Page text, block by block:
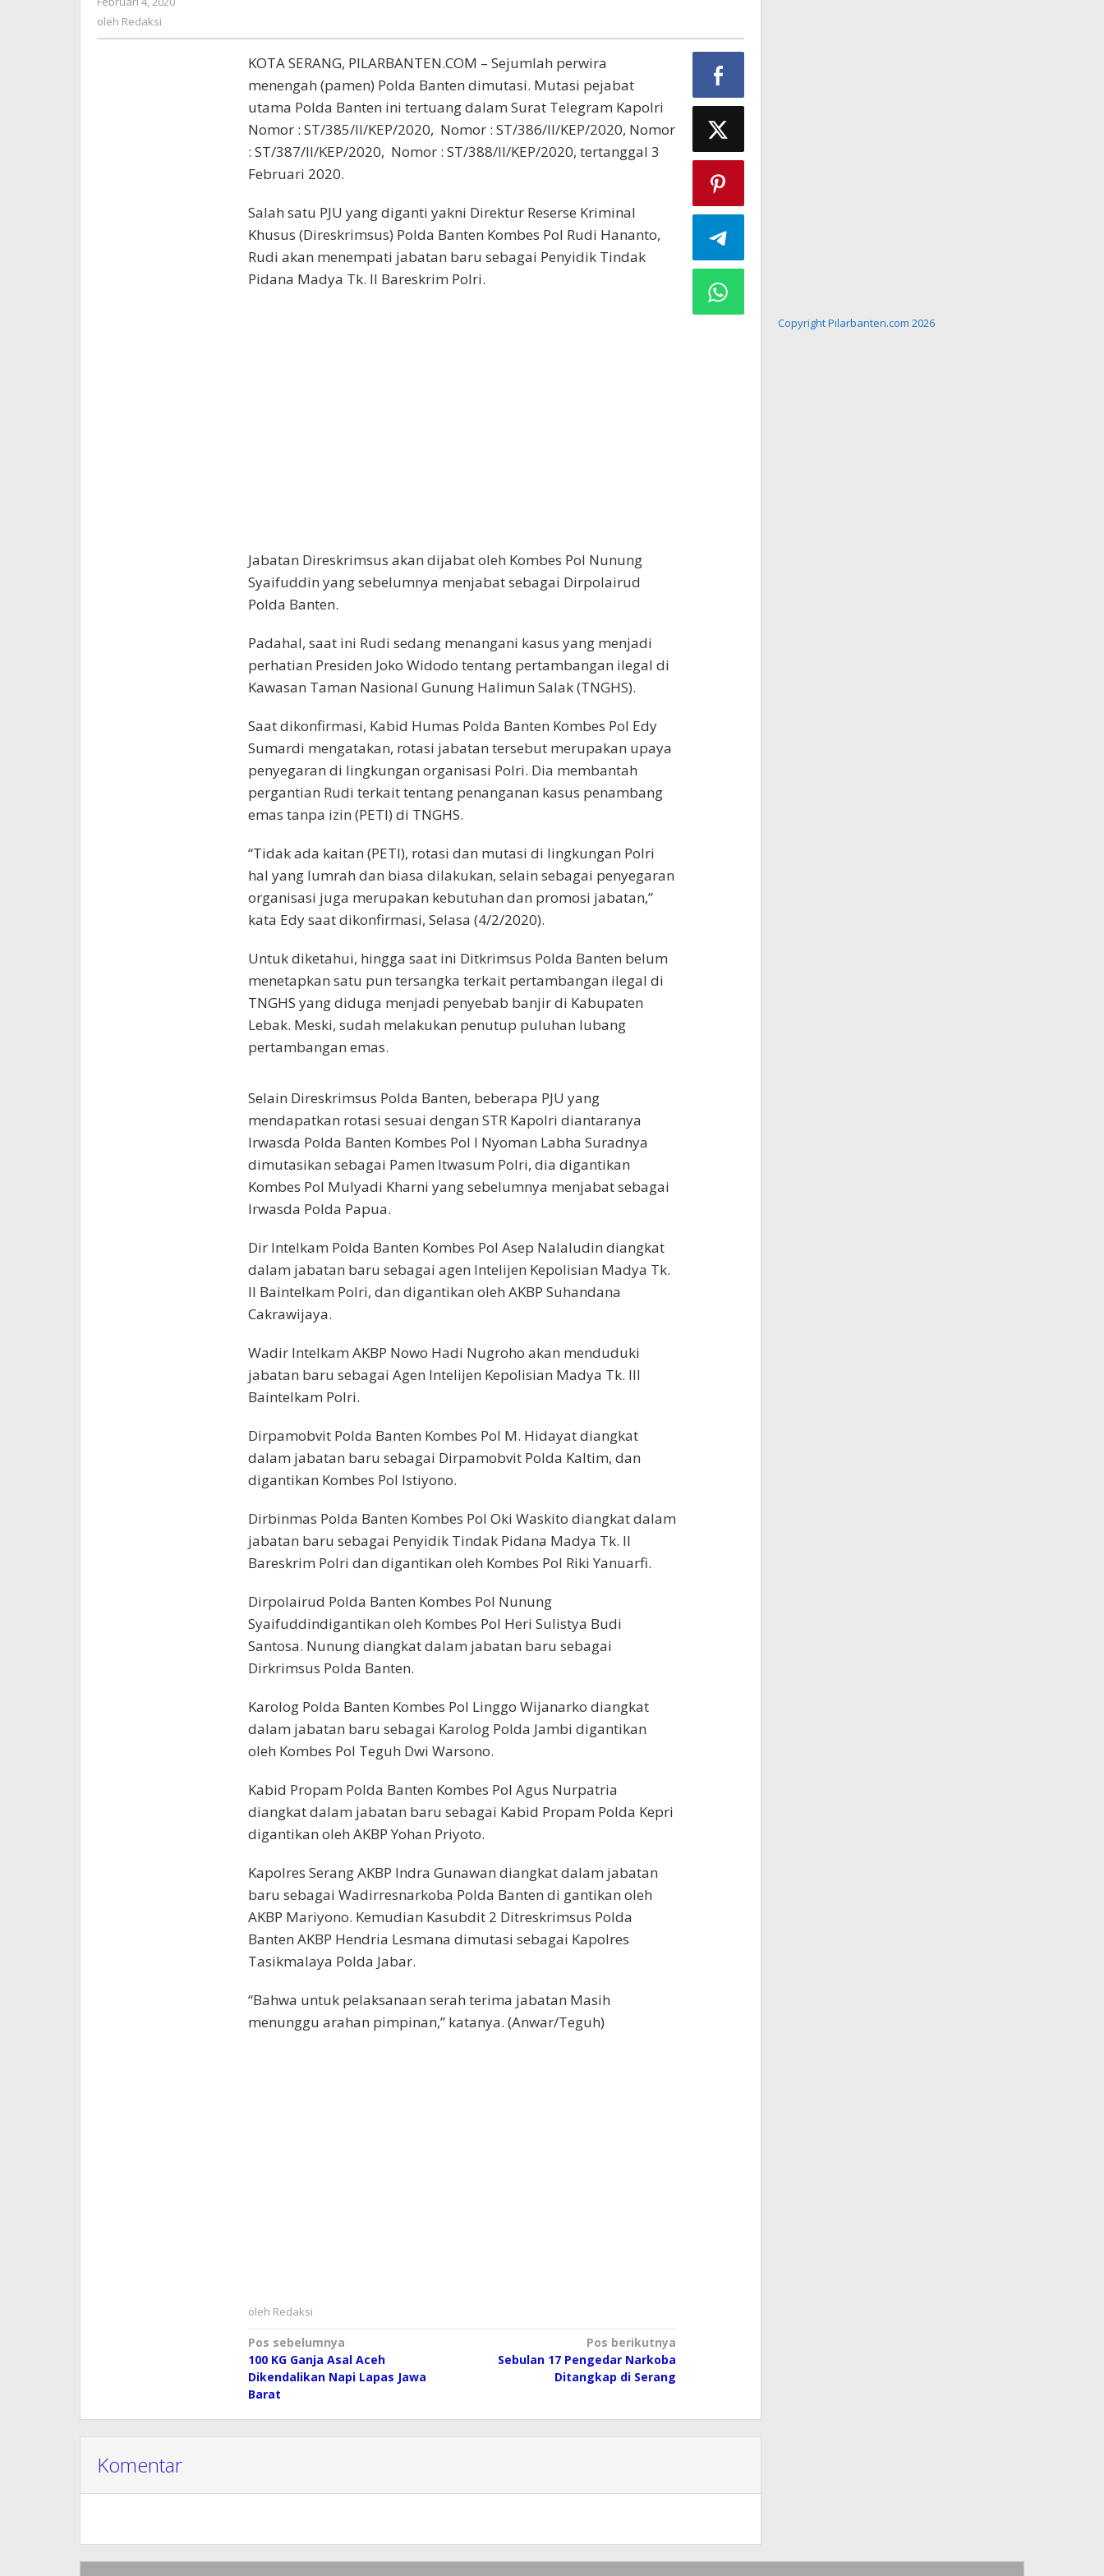
oleh Redaksi
KOTA SERANG, PILARBANTEN.COM – Sejumlah perwira
menengah (pamen) Polda Banten dimutasi. Mutasi pejabat
utama Polda Banten ini tertuang dalam Surat Telegram Kapolri
Nomor : ST/385/II/KEP/2020, Nomor : ST/386/II/KEP/2020, Nomor
: ST/387/II/KEP/2020, Nomor : ST/388/II/KEP/2020, tertanggal 3
Februari 2020.
Salah satu PJU yang diganti yakni Direktur Reserse Kriminal
Khusus (Direskrimsus) Polda Banten Kombes Pol Rudi Hananto,
Rudi akan menempati jabatan baru sebagai Penyidik Tindak
Pidana Madya Tk. II Bareskrim Polri.
Jabatan Direskrimsus akan dijabat oleh Kombes Pol Nunung
Syaifuddin yang sebelumnya menjabat sebagai Dirpolairud
Polda Banten.
Padahal, saat ini Rudi sedang menangani kasus yang menjadi
perhatian Presiden Joko Widodo tentang pertambangan ilegal di
Kawasan Taman Nasional Gunung Halimun Salak (TNGHS).
Saat dikonfirmasi, Kabid Humas Polda Banten Kombes Pol Edy
Sumardi mengatakan, rotasi jabatan tersebut merupakan upaya
penyegaran di lingkungan organisasi Polri. Dia membantah
pergantian Rudi terkait tentang penanganan kasus penambang
emas tanpa izin (PETI) di TNGHS.
“Tidak ada kaitan (PETI), rotasi dan mutasi di lingkungan Polri
hal yang lumrah dan biasa dilakukan, selain sebagai penyegaran
organisasi juga merupakan kebutuhan dan promosi jabatan,”
kata Edy saat dikonfirmasi, Selasa (4/2/2020).
Untuk diketahui, hingga saat ini Ditkrimsus Polda Banten belum
menetapkan satu pun tersangka terkait pertambangan ilegal di
TNGHS yang diduga menjadi penyebab banjir di Kabupaten
Lebak. Meski, sudah melakukan penutup puluhan lubang
pertambangan emas.
Selain Direskrimsus Polda Banten, beberapa PJU yang
mendapatkan rotasi sesuai dengan STR Kapolri diantaranya
Irwasda Polda Banten Kombes Pol I Nyoman Labha Suradnya
dimutasikan sebagai Pamen Itwasum Polri, dia digantikan
Kombes Pol Mulyadi Kharni yang sebelumnya menjabat sebagai
Irwasda Polda Papua.
Dir Intelkam Polda Banten Kombes Pol Asep Nalaludin diangkat
dalam jabatan baru sebagai agen Intelijen Kepolisian Madya Tk.
II Baintelkam Polri, dan digantikan oleh AKBP Suhandana
Cakrawijaya.
Wadir Intelkam AKBP Nowo Hadi Nugroho akan menduduki
jabatan baru sebagai Agen Intelijen Kepolisian Madya Tk. III
Baintelkam Polri.
Dirpamobvit Polda Banten Kombes Pol M. Hidayat diangkat
dalam jabatan baru sebagai Dirpamobvit Polda Kaltim, dan
digantikan Kombes Pol Istiyono.
Dirbinmas Polda Banten Kombes Pol Oki Waskito diangkat dalam
jabatan baru sebagai Penyidik Tindak Pidana Madya Tk. II
Bareskrim Polri dan digantikan oleh Kombes Pol Riki Yanuarfi.
Dirpolairud Polda Banten Kombes Pol Nunung
Syaifuddindigantikan oleh Kombes Pol Heri Sulistya Budi
Santosa. Nunung diangkat dalam jabatan baru sebagai
Dirkrimsus Polda Banten.
Karolog Polda Banten Kombes Pol Linggo Wijanarko diangkat
dalam jabatan baru sebagai Karolog Polda Jambi digantikan
oleh Kombes Pol Teguh Dwi Warsono.
Kabid Propam Polda Banten Kombes Pol Agus Nurpatria
diangkat dalam jabatan baru sebagai Kabid Propam Polda Kepri
digantikan oleh AKBP Yohan Priyoto.
Kapolres Serang AKBP Indra Gunawan diangkat dalam jabatan
baru sebagai Wadirresnarkoba Polda Banten di gantikan oleh
AKBP Mariyono. Kemudian Kasubdit 2 Ditreskrimsus Polda
Banten AKBP Hendria Lesmana dimutasi sebagai Kapolres
Tasikmalaya Polda Jabar.
“Bahwa untuk pelaksanaan serah terima jabatan Masih
menunggu arahan pimpinan,” katanya. (Anwar/Teguh)
oleh Redaksi
Navigasi
pos
Pos sebelumnya
100 KG Ganja Asal Aceh
Dikendalikan Napi Lapas Jawa
Barat
Pos berikutnya
Sebulan 17 Pengedar Narkoba
Ditangkap di Serang
Komentar
Copyright Pilarbanten.com 2026